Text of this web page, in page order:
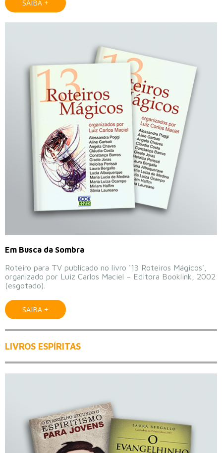
SAIBA +
Em Busca da Sombra
Roteiro para TV publicado no livro '13 Roteiros Mágicos',
organizado por Luiz Carlos Maciel – Editora Booklink, 2002
(esgotado).
SAIBA +
LIVROS ESPÍRITAS